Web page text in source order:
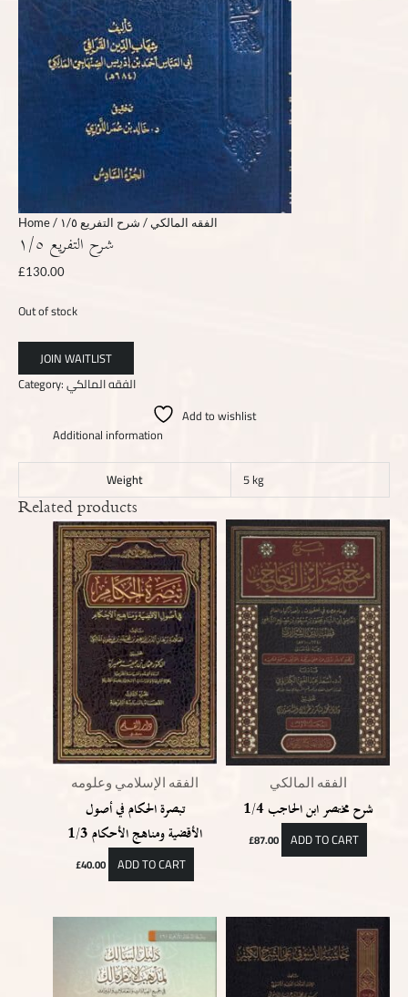
Home/ الفقه المالكي/ شرح التفريع ١/٥
شرح التفريع ١/٥
£130.00
Out of stock
Category:الفقه المالكي
Add to wishlist
Additional information
Weight 5 kg
Related products
الفقه الإسلامي وعلومه
تبصرة الحكام في أصول
الأقضية ومناهج الأحكام 1/3
£40.00 ADD TO CART
الفقه المالكي
شرح مختصر ابن الحاجب 1/4
£87.00 ADD TO CART